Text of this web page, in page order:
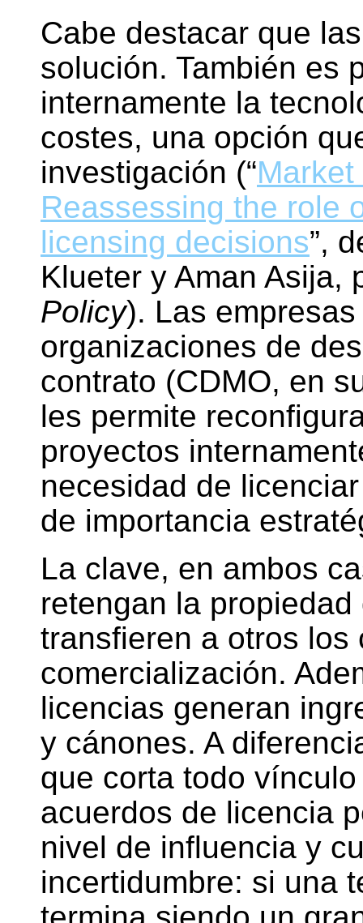
Cabe destacar que
solución. También es
internamente la
costes, una opción
investigación (“
Reassessing the role
licensing decisions”,
Klueter y Aman Asija,
Policy). Las
organizaciones de
contrato (CDMO, en
les permite
proyectos
necesidad de
de importancia
La clave, en ambos
retengan la
transfieren a otros
comercialización.
licencias generan
y cánones. A
que corta todo
acuerdos de licencia
nivel de influencia y
incertidumbre: si una